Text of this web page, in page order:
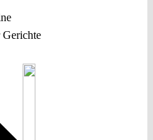
Gerichte